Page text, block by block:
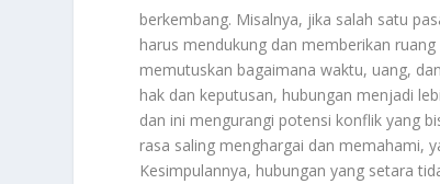
berkembang. Misalnya, jika salah satu
harus mendukung dan memberikan
memutuskan bagaimana waktu, uang,
hak dan keputusan, hubungan menjadi
dan ini mengurangi potensi konflik yang
rasa saling menghargai dan memahami,
Kesimpulannya, hubungan yang setara